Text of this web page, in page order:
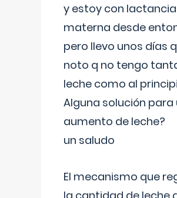
y estoy con lactancia
materna desde
pero llevo unos días q
noto q no tengo
leche como al
Alguna solución para
aumento de leche?
un saludo
El mecanismo que